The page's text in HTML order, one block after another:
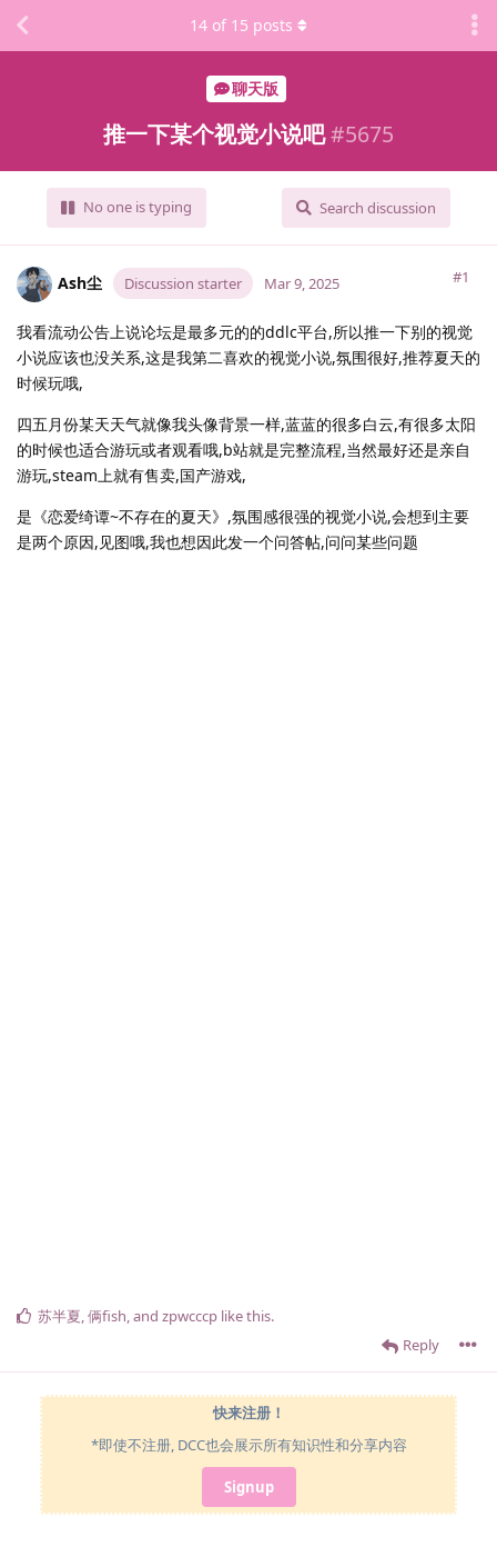
聊天版
推一下某个视觉小说吧#5675
No one is typing Search discussion
14 of 15 posts
Ash尘 Discussion starter #1
Mar 9, 2025
我看流动公告上说论坛是最多元的的ddlc平台,所以推一下别的视觉
小说应该也没关系,这是我第二喜欢的视觉小说,氛围很好,推荐夏天的
时候玩哦,
四五月份某天天气就像我头像背景一样,蓝蓝的很多白云,有很多太阳
的时候也适合游玩或者观看哦,b站就是完整流程,当然最好还是亲自
游玩,steam上就有售卖,国产游戏,
是《恋爱绮谭~不存在的夏天》,氛围感很强的视觉小说,会想到主要
是两个原因,见图哦,我也想因此发一个问答帖,问问某些问题
Reply
苏半夏,俩fish, and zpwcccp like this.
快来注册！
*即使不注册, DCC也会展示所有知识性和分享内容
Signup